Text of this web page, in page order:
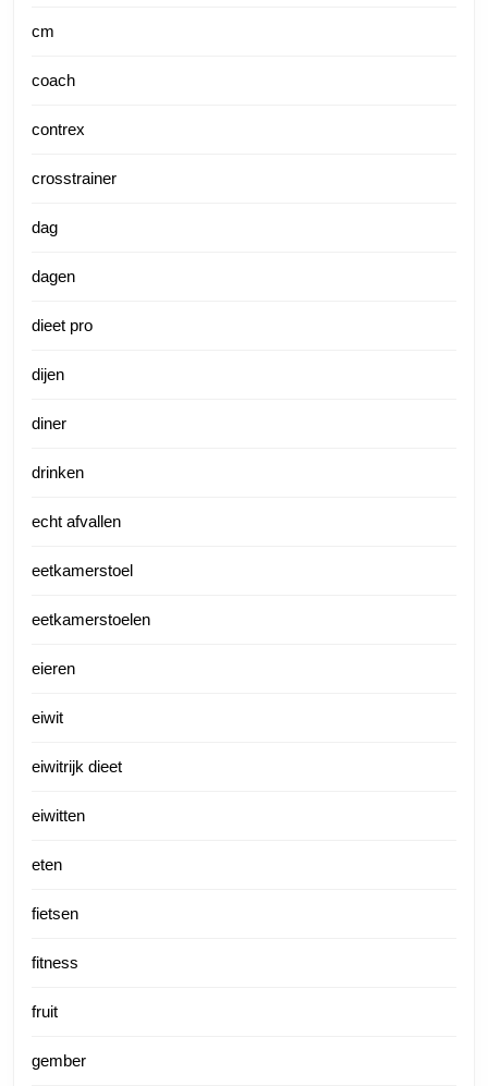
cm
coach
contrex
crosstrainer
dag
dagen
dieet pro
dijen
diner
drinken
echt afvallen
eetkamerstoel
eetkamerstoelen
eieren
eiwit
eiwitrijk dieet
eiwitten
eten
fietsen
fitness
fruit
gember